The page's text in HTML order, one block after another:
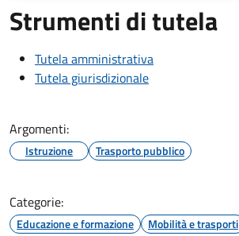
Strumenti di tutela
Tutela amministrativa
Tutela giurisdizionale
Argomenti:
Istruzione Trasporto pubblico
Categorie:
Educazione e formazione Mobilità e trasporti